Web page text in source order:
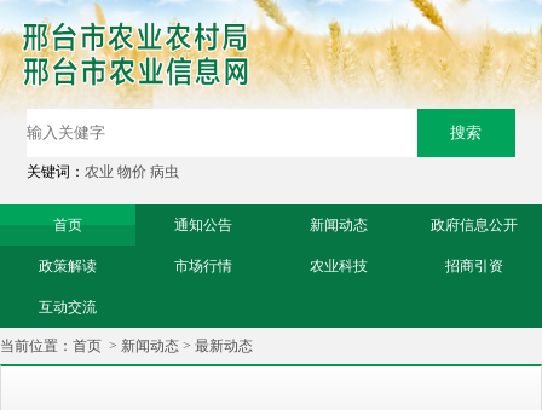
关键词：农业 物价 病虫
首页 通知公告 新闻动态 政府信息公开
政策解读 市场行情 农业科技 招商引资
互动交流
当前位置： 首页 > 新闻动态 > 最新动态